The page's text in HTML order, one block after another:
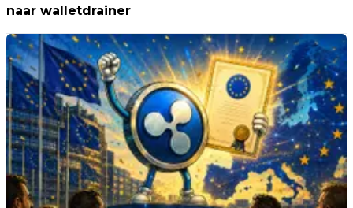
naar walletdrainer